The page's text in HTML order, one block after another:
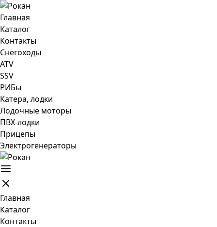
Главная
Каталог
Контакты
Снегоходы
ATV
SSV
РИБы
Катера, лодки
Лодочные моторы
ПВХ-лодки
Прицепы
Электрогенераторы
Главная
Каталог
Контакты